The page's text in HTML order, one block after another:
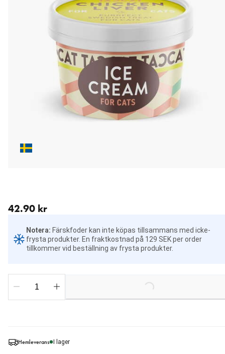
Hemleverans I lager
42.90 kr
Notera: Färskfoder kan inte köpas tillsammans med icke-
frysta produkter. En fraktkostnad på 129 SEK per order
tillkommer vid beställning av frysta produkter.
Loading...